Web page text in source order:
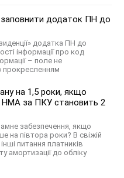
заповнити додаток ПН до
додатка ПН до
інформації про код
– поле не
прокресленням
на 1,5 роки, якщо
НМА за ПКУ становить 2
забезпечення, якщо
на півтора роки? В свіжій
питання платників
амортизації до обліку